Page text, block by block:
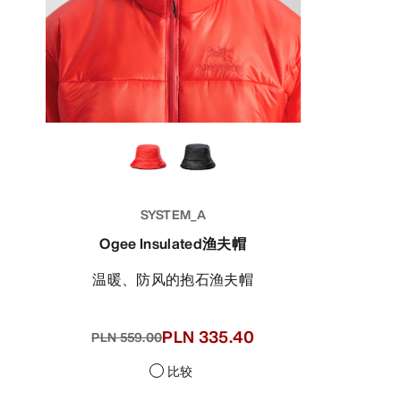
SYSTEM_A
Ogee Insulated渔夫帽
温暖、防风的抱石渔夫帽
PLN 559.00PLN 335.40
比较